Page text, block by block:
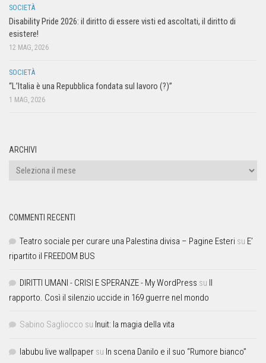
SOCIETÀ
Disability Pride 2026: il diritto di essere visti ed ascoltati, il diritto di
esistere!
12 MAG, 2026
SOCIETÀ
“L’Italia è una Repubblica fondata sul lavoro (?)”
1 MAG, 2026
ARCHIVI
COMMENTI RECENTI
Teatro sociale per curare una Palestina divisa – Pagine Esteri su E’
ripartito il FREEDOM BUS
DIRITTI UMANI - CRISI E SPERANZE - My WordPress su
rapporto. Così il silenzio uccide in 169 guerre nel mondo
Sabino Sagliocco su Inuit: la magia della vita
labubu live wallpaper su In scena Danilo e il suo “Rumore bianco”